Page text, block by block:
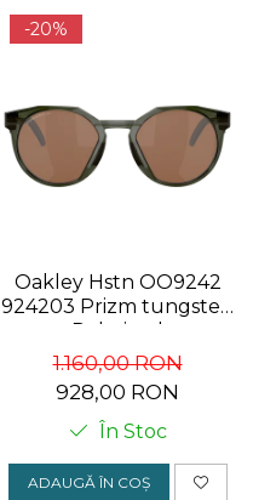
-20%
Oakley Hstn OO9242
924203 Prizm tungsten
Polarized
1.160,00 RON
928,00 RON
În Stoc
ADAUGĂ ÎN COȘ